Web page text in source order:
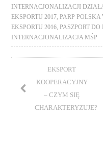
INTERNACJONALIZACJI
EKSPORTU 2017 ,PARP POLSKA
EKSPORTU 2016 ,PASZPORT DO
INTERNACJONALIZACJA MŚP
EKSPORT
KOOPERACYJNY
– CZYM SIĘ
CHARAKTERYZUJE?